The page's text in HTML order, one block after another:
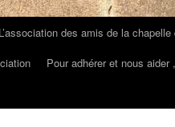
L’association des amis de la
Pour adhérer et nous aider